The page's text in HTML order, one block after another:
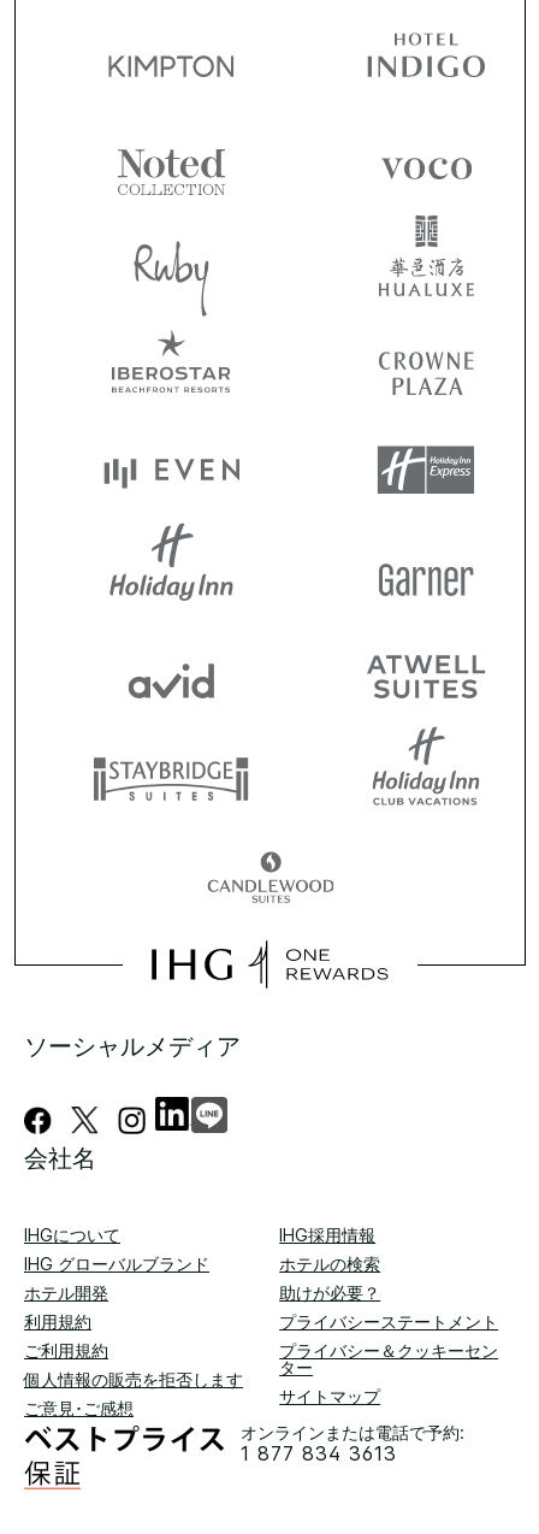
ソーシャルメディア
会社名
IHGについて
IHG採用情報
IHG グローバルブランド
ホテルの検索
ホテル開発
助けが必要？
利用規約
プライバシーステートメント
ご利用規約
プライバシー＆クッキーセン
ター
個人情報の販売を拒否します
サイトマップ
ご意見･ご感想
オンラインまたは電話で予約:
1 877 834 3613